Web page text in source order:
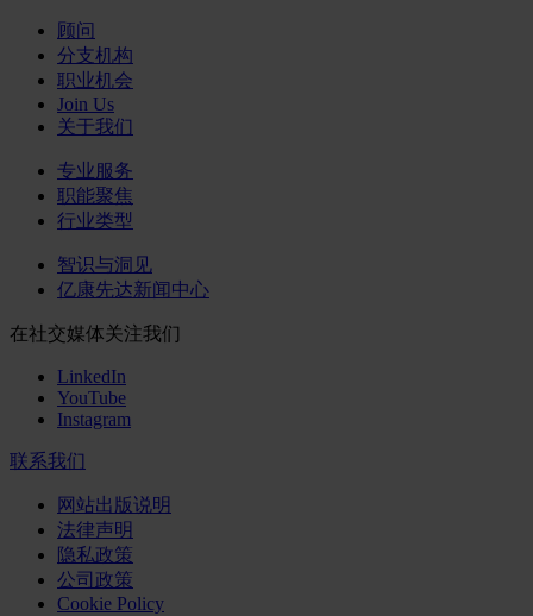
顾问
分支机构
职业机会
Join Us
关于我们
专业服务
职能聚焦
行业类型
智识与洞见
亿康先达新闻中心
在社交媒体关注我们
LinkedIn
YouTube
Instagram
联系我们
网站出版说明
法律声明
隐私政策
公司政策
Cookie Policy